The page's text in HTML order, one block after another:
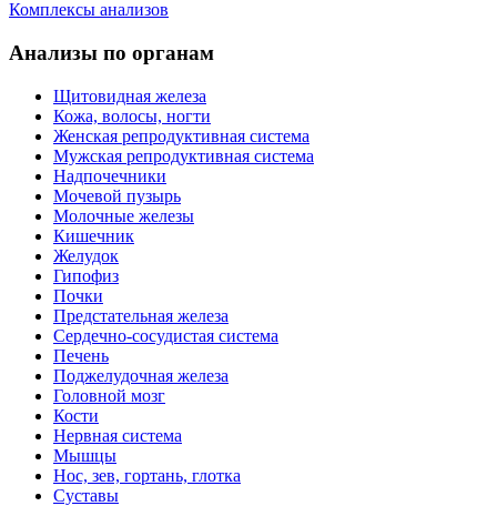
Комплексы анализов
Анализы по органам
Щитовидная железа
Кожа, волосы, ногти
Женская репродуктивная система
Мужская репродуктивная система
Надпочечники
Мочевой пузырь
Молочные железы
Кишечник
Желудок
Гипофиз
Почки
Предстательная железа
Сердечно-сосудистая система
Печень
Поджелудочная железа
Головной мозг
Кости
Нервная система
Мышцы
Нос, зев, гортань, глотка
Суставы